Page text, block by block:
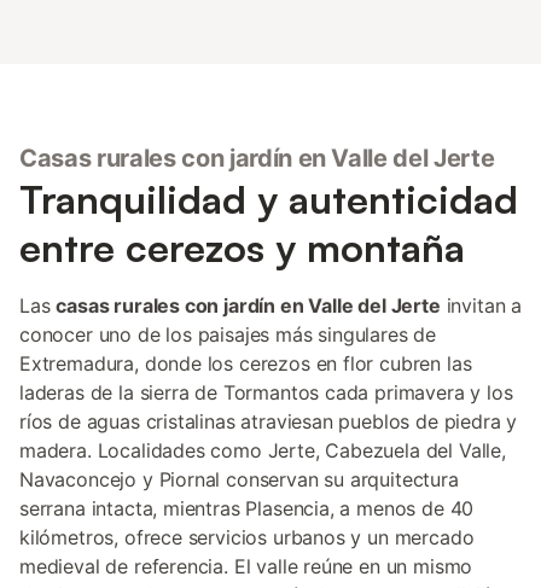
Casas rurales con jardín en Valle del Jerte
Tranquilidad y autenticidad
entre cerezos y montaña
Lascasas rurales con jardín en Valle del Jerte invitan a
conocer uno de los paisajes más singulares de
Extremadura, donde los cerezos en flor cubren las
laderas de la sierra de Tormantos cada primavera y los
ríos de aguas cristalinas atraviesan pueblos de piedra y
madera. Localidades como Jerte, Cabezuela del Valle,
Navaconcejo y Piornal conservan su arquitectura
serrana intacta, mientras Plasencia, a menos de 40
kilómetros, ofrece servicios urbanos y un mercado
medieval de referencia. El valle reúne en un mismo